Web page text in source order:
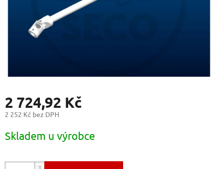
2 724,92 Kč
2 252 Kč bez DPH
cena:
Skladem u výrobce